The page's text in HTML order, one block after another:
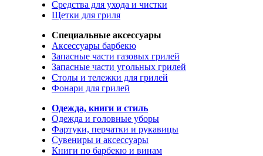
Средства для ухода и чистки
Щетки для гриля
Специальные аксессуары
Аксессуары барбекю
Запасные части газовых грилей
Запасные части угольных грилей
Столы и тележки для грилей
Фонари для грилей
Одежда, книги и стиль
Одежда и головные уборы
Фартуки, перчатки и рукавицы
Сувениры и аксессуары
Книги по барбекю и винам